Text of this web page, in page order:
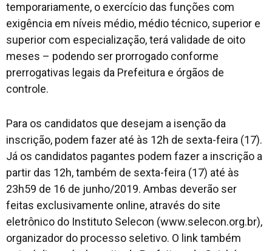
temporariamente, o exercício das funções com
exigência em níveis médio, médio técnico, superior e
superior com especialização, terá validade de oito
meses – podendo ser prorrogado conforme
prerrogativas legais da Prefeitura e órgãos de
controle.
Para os candidatos que desejam a isenção da
inscrição, podem fazer até às 12h de sexta-feira (17).
Já os candidatos pagantes podem fazer a inscrição a
partir das 12h, também de sexta-feira (17) até às
23h59 de 16 de junho/2019. Ambas deverão ser
feitas exclusivamente online, através do site
eletrônico do Instituto Selecon (www.selecon.org.br),
organizador do processo seletivo. O link também